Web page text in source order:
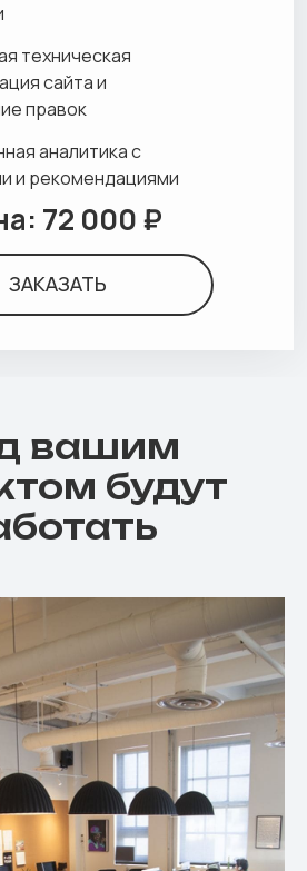
техническая
сайта и
правок
аналитика с
и рекомендациями
72 000 ₽
ЗАКАЗАТЬ
вашим
будут